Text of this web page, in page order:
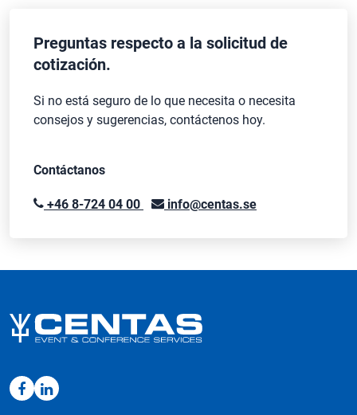
Preguntas respecto a la solicitud de
cotización.
Si no está seguro de lo que necesita o necesita
consejos y sugerencias, contáctenos hoy.
Contáctanos
+46 8-724 04 00 info@centas.se